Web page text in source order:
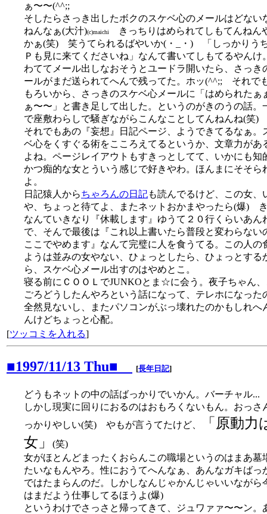
ぁ〜〜(^^;;
そしたらさっき出したボクのスケベ心のメールはどない
ねんなぁ(大汁)(c)maichi
きっちりはめられてしもてんねん
かぁ(笑) 笑うてられるばやいか(・_・) 「しっかりう
Ｐも見に来てくださいね」なんて書いてしもてるやんけ
わててメール出しなおそうとユードラ開いたら、さっき
ールがまだ送られてへんで残ってた。ホッ(^^;; それで
もろいから、さっきのスケベ心メールに「はめられたぁ
ぁ〜〜」と書き足して出した。というのがきのうの話。
で座敷わらしで騒ぎながらこんなことしてんねんね(笑)
それでもあの『妄想』日記ページ、ようできてるなぁ。
ベ心をくすぐる術をこころえてるというか、文章力があ
よね。ページレイアウトもすきっとしてて、いかにも知
かつ痴的な女とういう感じで好きやわ。ほんまにそそら
よ。
日記猿人からちゃろんの日記も読んでるけど、この女、
や、ちょっと待てよ、またネットおかまやったら(爆)
なんていきなり『休載します』ゆうて２０行くらいあん
で、そんで最後は『これ以上書いたら普段と変わらない
ここでやめます』なんて完璧に人を食うてる。この人の
ようは並みの女やない、ひょっとしたら、ひょっとする
ら、スケベ心メール出すのはやめとこ。
寝る前にＣＯＯＬでJUNKOとま☆に会う。夜子ちゃん
ごろどうしたんやろという話になって、テレホになった
全然見ないし、またパソコンがぶっ壊れたのかもしれへ
んけどちょっと心配。
[ツッコミを入れる]
■1997/11/13 Thu■ [長年日記]
どうもネットの中の話ばっかりでいかん。バーチャル...
しかし現実に回りにおるのはおもろくないもん。おっさ
っかりやしい(笑) やもが言うてたけど、
「原動力
女」
(笑)
女がほとんどまったくおらんこの職場というのはまあ墓
たいなもんやろ。性におうてへんなぁ、あんなガキばっ
ではたまらんのだ。しかしなんじゃかんじゃいいながら
はまだよう仕事してるほうよ(爆)
というわけでさっさと帰ってきて、ジュワァァ〜〜ン。